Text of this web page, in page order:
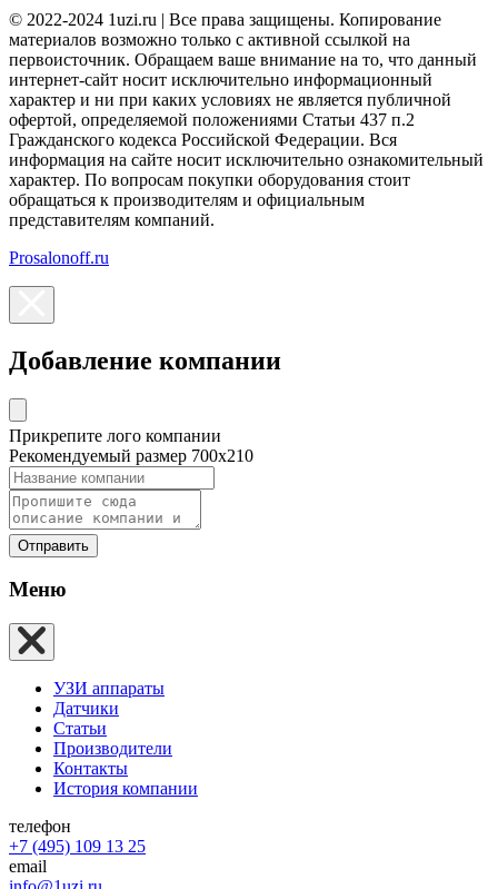
© 2022-2024 1uzi.ru | Все права защищены. Копирование
материалов возможно только с активной ссылкой на
первоисточник. Обращаем ваше внимание на то, что данный
интернет-сайт носит исключительно информационный
характер и ни при каких условиях не является публичной
офертой, определяемой положениями Статьи 437 п.2
Гражданского кодекса Российской Федерации. Вся
информация на сайте носит исключительно ознакомительный
характер. По вопросам покупки оборудования стоит
обращаться к производителям и официальным
представителям компаний.
Prosalonoff.ru
Добавление компании
Прикрепите лого компании
Рекомендуемый размер 700х210
Отправить
Меню
УЗИ аппараты
Датчики
Статьи
Производители
Контакты
История компании
телефон
+7 (495) 109 13 25
email